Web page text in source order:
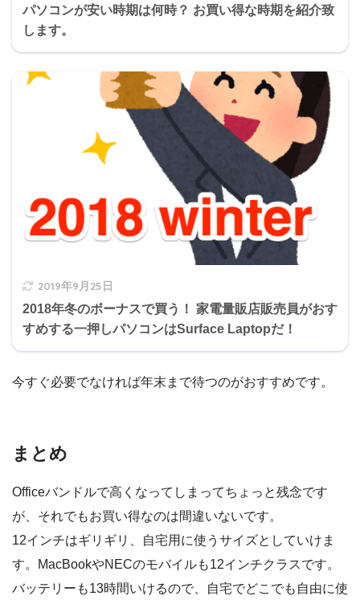
パソコンが安い時期は何時？ お買い得な時期を紹介致
します。
2019年9月25日
2018年冬のボーナスで買う！ 家電量販店販売員がおす
すめする一押しパソコンはSurface Laptopだ！
今すぐ必要でなければ年末まで待つのがおすすめです。
まとめ
Officeバンドルで高くなってしまってちょっと残念です
が、それでもお買い得なのは間違いないです。
12インチはギリギリ、自宅用に使うサイズとしていけま
す。MacBookやNECのモバイルも12インチクラスです。
バッテリーも13時間いけるので、自宅でどこでも自由に使